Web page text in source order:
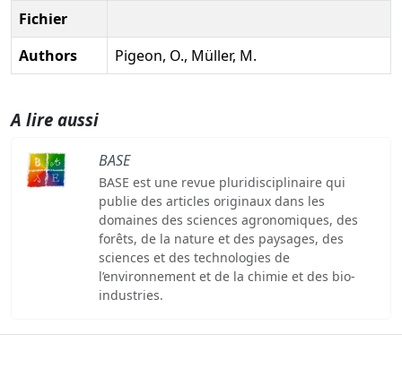
Fichier
Authors
Pigeon, O., Müller, M.
A lire aussi
BASE
BASE est une revue pluridisciplinaire qui
publie des articles originaux dans les
domaines des sciences agronomiques, des
forêts, de la nature et des paysages, des
sciences et des technologies de
l’environnement et de la chimie et des bio-
industries.